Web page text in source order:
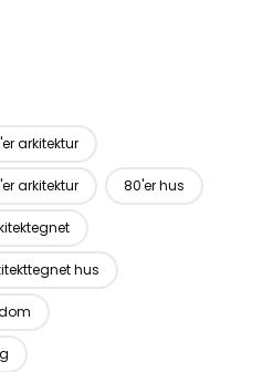
arkitektur
arkitektur 80'er hus
hus